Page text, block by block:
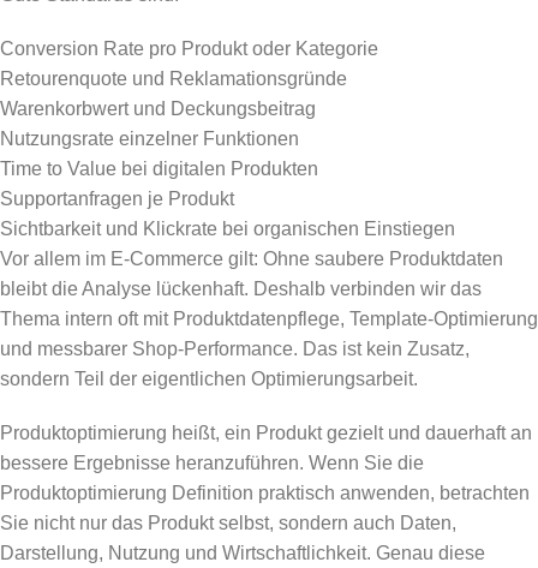
Conversion Rate pro Produkt oder Kategorie
Retourenquote und Reklamationsgründe
Warenkorbwert und Deckungsbeitrag
Nutzungsrate einzelner Funktionen
Time to Value bei digitalen Produkten
Supportanfragen je Produkt
Sichtbarkeit und Klickrate bei organischen Einstiegen
Vor allem im E-Commerce gilt: Ohne saubere Produktdaten
bleibt die Analyse lückenhaft. Deshalb verbinden wir das
Thema intern oft mit Produktdatenpflege, Template-Optimierung
und messbarer Shop-Performance. Das ist kein Zusatz,
sondern Teil der eigentlichen Optimierungsarbeit.
Produktoptimierung heißt, ein Produkt gezielt und dauerhaft an
bessere Ergebnisse heranzuführen. Wenn Sie die
Produktoptimierung Definition praktisch anwenden, betrachten
Sie nicht nur das Produkt selbst, sondern auch Daten,
Darstellung, Nutzung und Wirtschaftlichkeit. Genau diese